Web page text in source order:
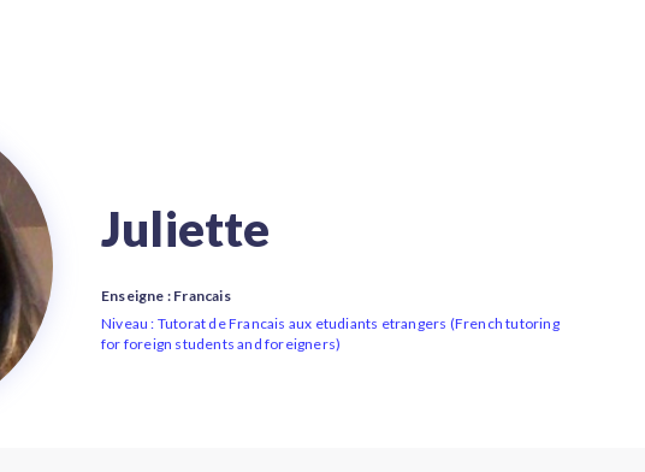
Juliette
Enseigne : Francais
Niveau : Tutorat de Francais aux etudiants etrangers (French tutoring
for foreign students and foreigners)